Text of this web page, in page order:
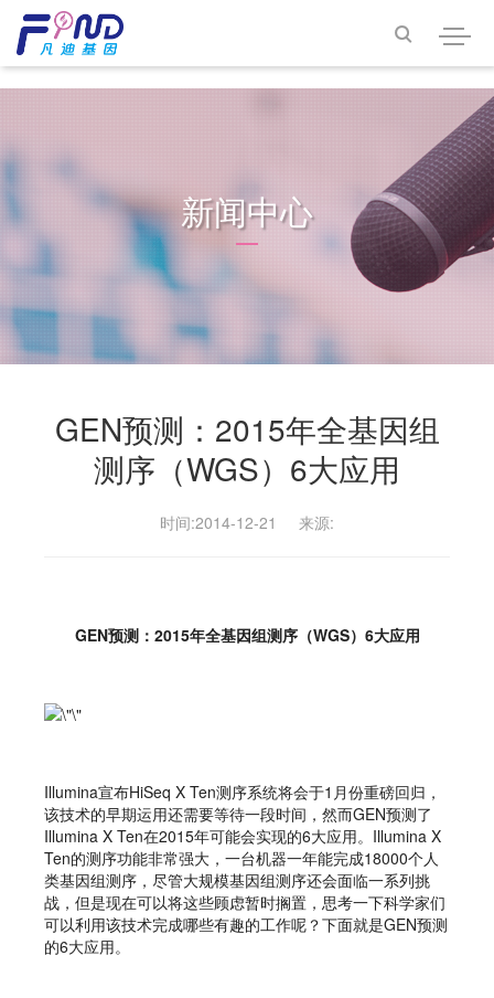
<<<<<<< HEAD

新闻中心
GEN预测：2015年全基因组
测序（WGS）6大应用
时间:2014-12-21 来源:
GEN预测：2015年全基因组测序（WGS）6大应用
Illumina宣布HiSeq X Ten测序系统将会于1月份重磅回归，
该技术的早期运用还需要等待一段时间，然而GEN预测了
Illumina X Ten在2015年可能会实现的6大应用。Illumina X
Ten的测序功能非常强大，一台机器一年能完成18000个人
类基因组测序，尽管大规模基因组测序还会面临一系列挑
战，但是现在可以将这些顾虑暂时搁置，思考一下科学家们
可以利用该技术完成哪些有趣的工作呢？下面就是GEN预测
的6大应用。